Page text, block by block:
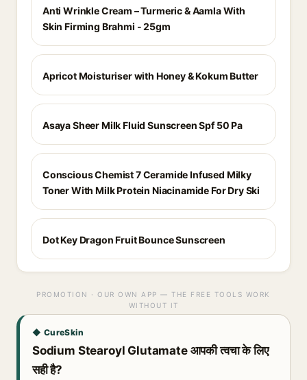
Anti Wrinkle Cream – Turmeric & Aamla With
Skin Firming Brahmi - 25gm
Apricot Moisturiser with Honey & Kokum Butter
Asaya Sheer Milk Fluid Sunscreen Spf 50 Pa
Conscious Chemist 7 Ceramide Infused Milky
Toner With Milk Protein Niacinamide For Dry Ski
Dot Key Dragon Fruit Bounce Sunscreen
PROMOTION · OUR OWN APP — THE FREE TOOLS WORK
WITHOUT IT
◆ CureSkin
Sodium Stearoyl Glutamate आपकी त्वचा के लिए
सही है?